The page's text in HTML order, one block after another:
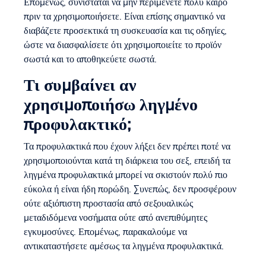
πριν τα χρησιμοποιήσετε. Είναι επίσης σημαντικό να
διαβάζετε προσεκτικά τη συσκευασία και τις οδηγίες,
ώστε να διασφαλίσετε ότι χρησιμοποιείτε το προϊόν
σωστά και το αποθηκεύετε σωστά.
Τι συμβαίνει αν
χρησιμοποιήσω ληγμένο
προφυλακτικό;
Τα προφυλακτικά που έχουν λήξει δεν πρέπει ποτέ να
χρησιμοποιούνται κατά τη διάρκεια του σεξ, επειδή τα
ληγμένα προφυλακτικά μπορεί να σκιστούν πολύ πιο
εύκολα ή είναι ήδη πορώδη. Συνεπώς, δεν προσφέρουν
ούτε αξιόπιστη προστασία από σεξουαλικώς
μεταδιδόμενα νοσήματα ούτε από ανεπιθύμητες
εγκυμοσύνες. Επομένως, παρακαλούμε να
αντικαταστήσετε αμέσως τα ληγμένα προφυλακτικά.